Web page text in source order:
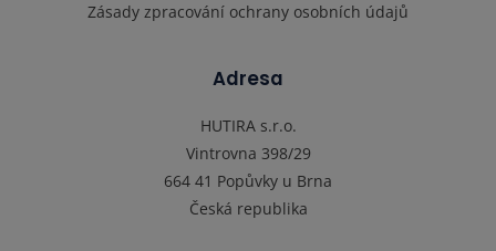
Zásady zpracování ochrany osobních údajů
Adresa
HUTIRA s.r.o.
Vintrovna 398/29
664 41 Popůvky u Brna
Česká republika